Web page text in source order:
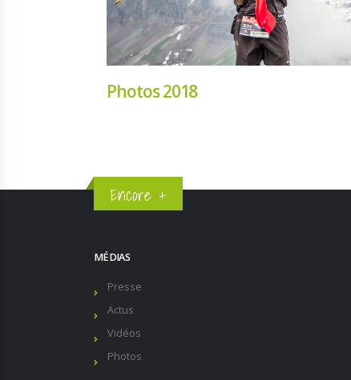
Photos 2018
Encore +
MÉDIAS
Presse
Actus
Vidéos
Photos